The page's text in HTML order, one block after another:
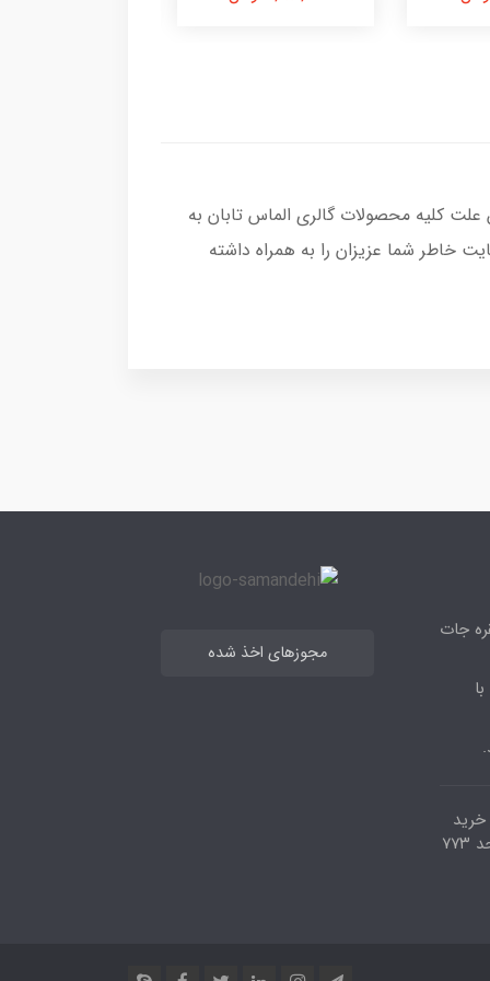
کلیه محصولات گالری الماس تابان به
خاطر شما عزیزان را به همراه داشته
جات
خرید
مجوزهای اخذ شده